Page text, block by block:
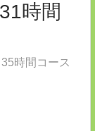
時間
時間コース